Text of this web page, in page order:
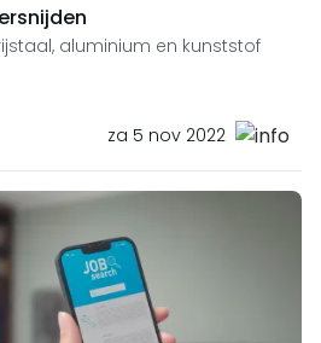
aluminium en kunststof
za 5 nov 2022